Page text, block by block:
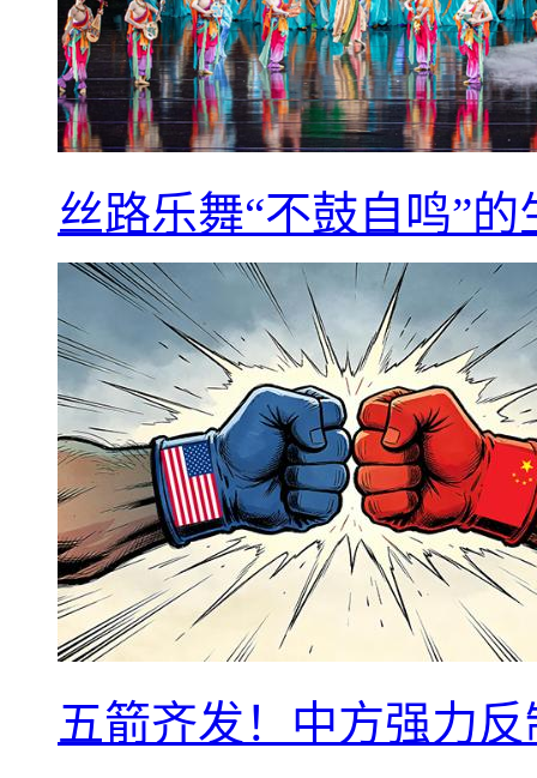
丝路乐舞“不鼓自鸣”
五箭齐发！中方强力